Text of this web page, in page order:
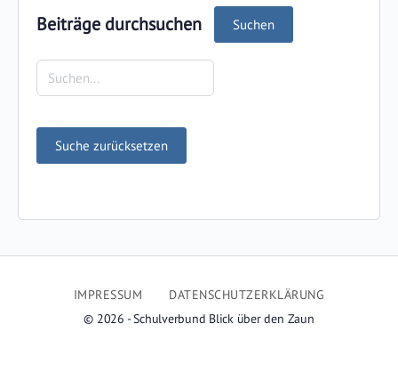
Beiträge durchsuchen
Suchen
IMPRESSUM
DATENSCHUTZERKLÄRUNG
© 2026 - Schulverbund Blick über den Zaun